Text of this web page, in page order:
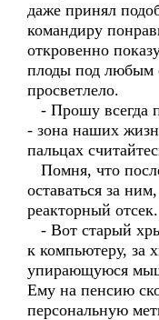
даже принял
командиру
откровенно
плоды под любым
просветлело.
- Прошу всегда
- зона наших
пальцах
Помня, что
оставаться за
реакторный отсек.
- Вот старый
к компьютеру, за
упирающуюся
Ему на пенсию
персональную